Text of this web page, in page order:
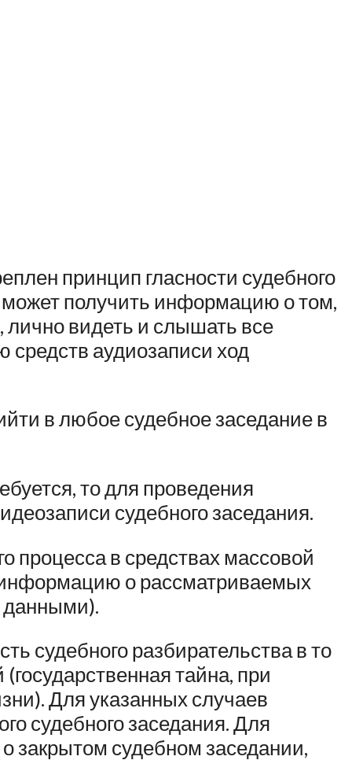
принцип гласности судебного
может получить информацию о том,
лично видеть и слышать все
аудиозаписи ход
в любое судебное заседание в
то для проведения
судебного заседания.
процесса в средствах массовой
о рассматриваемых
данными).
судебного разбирательства в то
тайна, при
Для указанных случаев
судебного заседания. Для
закрытом судебном заседании,